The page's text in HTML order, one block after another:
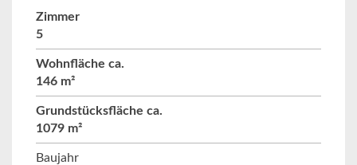
Zimmer
5
Wohnfläche ca.
146 m²
Grundstücksfläche ca.
1079 m²
Baujahr